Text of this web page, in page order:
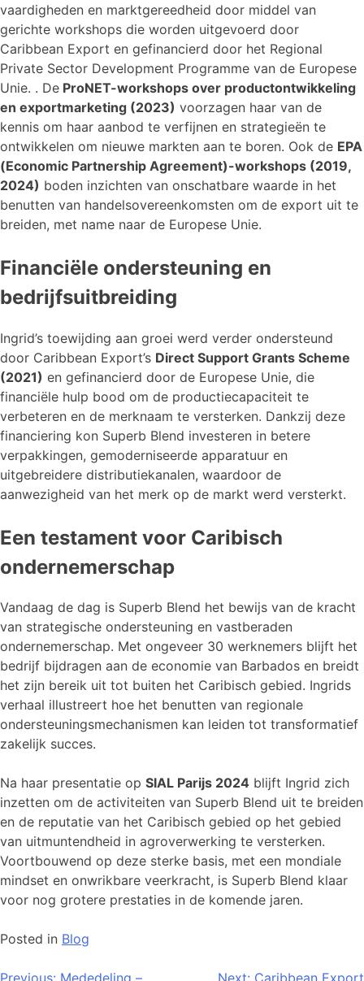
vaardigheden en marktgereedheid door middel van
gerichte workshops die worden uitgevoerd door
Caribbean Export en gefinancierd door het Regional
Private Sector Development Programme van de Europese
Unie. . De ProNET-workshops over productontwikkeling
en exportmarketing (2023) voorzagen haar van de
kennis om haar aanbod te verfijnen en strategieën te
ontwikkelen om nieuwe markten aan te boren. Ook de EPA
(Economic Partnership Agreement)-workshops (2019,
2024) boden inzichten van onschatbare waarde in het
benutten van handelsovereenkomsten om de export uit te
breiden, met name naar de Europese Unie.
Financiële ondersteuning en
bedrijfsuitbreiding
Ingrid’s toewijding aan groei werd verder ondersteund
door Caribbean Export’s Direct Support Grants Scheme
(2021) en gefinancierd door de Europese Unie, die
financiële hulp bood om de productiecapaciteit te
verbeteren en de merknaam te versterken. Dankzij deze
financiering kon Superb Blend investeren in betere
verpakkingen, gemoderniseerde apparatuur en
uitgebreidere distributiekanalen, waardoor de
aanwezigheid van het merk op de markt werd versterkt.
Een testament voor Caribisch
ondernemerschap
Vandaag de dag is Superb Blend het bewijs van de kracht
van strategische ondersteuning en vastberaden
ondernemerschap. Met ongeveer 30 werknemers blijft het
bedrijf bijdragen aan de economie van Barbados en breidt
het zijn bereik uit tot buiten het Caribisch gebied. Ingrids
verhaal illustreert hoe het benutten van regionale
ondersteuningsmechanismen kan leiden tot transformatief
zakelijk succes.
Na haar presentatie op SIAL Parijs 2024 blijft Ingrid zich
inzetten om de activiteiten van Superb Blend uit te breiden
en de reputatie van het Caribisch gebied op het gebied
van uitmuntendheid in agroverwerking te versterken.
Voortbouwend op deze sterke basis, met een mondiale
mindset en onwrikbare veerkracht, is Superb Blend klaar
voor nog grotere prestaties in de komende jaren.
Posted in Blog